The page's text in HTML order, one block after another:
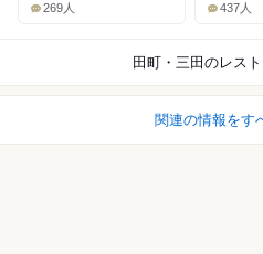
269人 437人
田町・三田 のレス
関連の情報をす